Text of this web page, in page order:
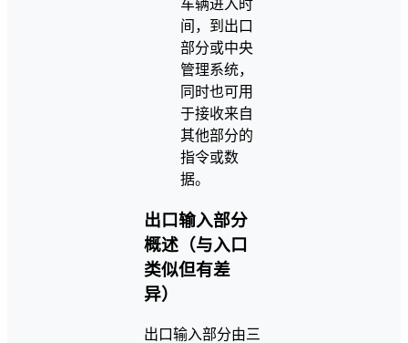
车辆进入时
间，到出口
部分或中央
管理系统，
同时也可用
于接收来自
其他部分的
指令或数
据。
出口输入部分
概述（与入口
类似但有差
异）
出口输入部分由三